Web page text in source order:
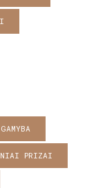
PRIZAI